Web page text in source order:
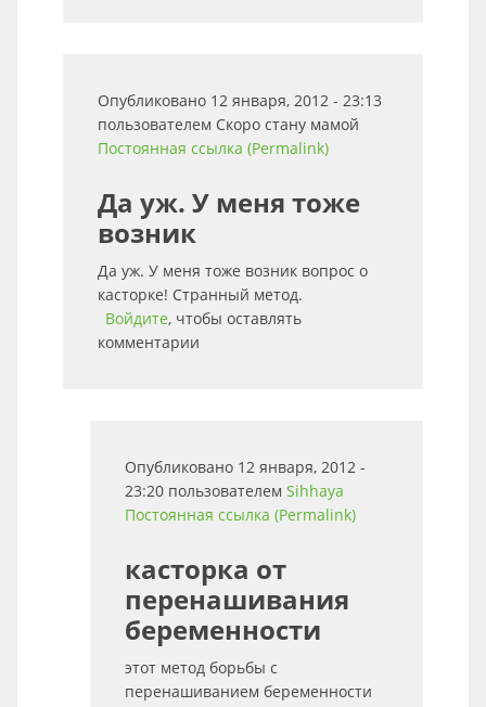
Опубликовано 12 января, 2012 - 23:13
пользователем Скоро стану мамой
Постоянная ссылка (Permalink)
Да уж. У меня тоже
возник
Да уж. У меня тоже возник вопрос о
касторке! Странный метод.
Войдите, чтобы оставлять
комментарии
Опубликовано 12 января, 2012 -
23:20 пользователем Sihhaya
Постоянная ссылка (Permalink)
касторка от
перенашивания
беременности
этот метод борьбы с
перенашиванием беременности